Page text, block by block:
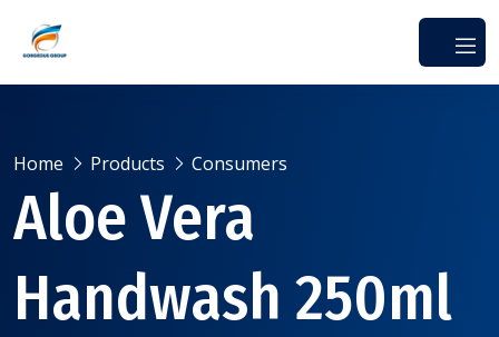
Home Products Consumers
Aloe Vera
Handwash 250ml